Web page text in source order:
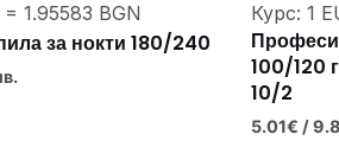
1.95583 BGN
за нокти 180/240
Курс: 1
100/120
10/2
5.01€ /